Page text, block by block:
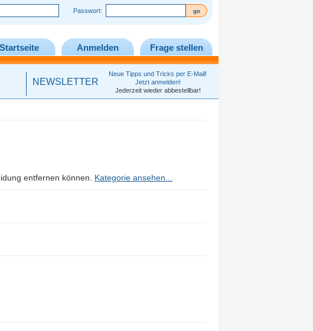
Passwort:
Startseite Anmelden Frage stellen
NEWSLETTER
Neue Tipps und Tricks per E-Mail!
Jetzt anmelden!
Jederzeit wieder abbestellbar!
entfernen können. Kategorie ansehen...